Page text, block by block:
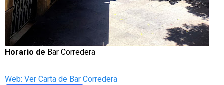
Horario de Bar Corredera
Web: Ver Carta de Bar Corredera